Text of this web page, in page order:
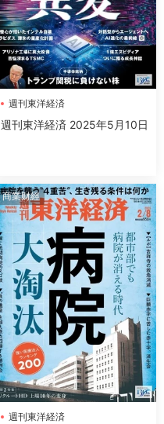
週刊東洋経済
週刊東洋経済 2025年5月10日
商業财經
週刊東洋経済